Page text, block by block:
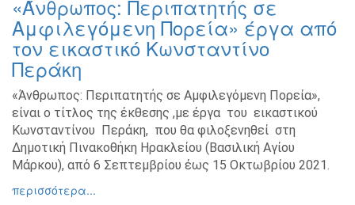
Βιβλίο
Ζωγραφική
Φωτογραφία
Τραγούδι
Μουσική
Κινηματογράφος
Χορός
Θέατρο
Παζάρι
«Άνθρωπος: Περιπατητής σε
Αμφιλεγόμενη Πορεία» έργα από
τον εικαστικό Κωνσταντίνο
Περάκη
«Άνθρωπος: Περιπατητής σε Αμφιλεγόμενη Πορεία»,
είναι ο τίτλος της έκθεσης ,με έργα του εικαστικού
Κωνσταντίνου Περάκη, που θα φιλοξενηθεί στη
Δημοτική Πινακοθήκη Ηρακλείου (Βασιλική Αγίου
Μάρκου), από 6 Σεπτεμβρίου έως 15 Οκτωβρίου 2021.
περισσότερα...